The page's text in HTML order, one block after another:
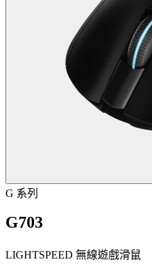
G 系列
G703
LIGHTSPEED 無線遊戲滑鼠